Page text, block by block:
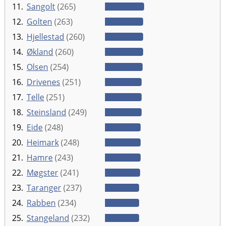
11. Sangolt(265)
12. Golten (263)
13. Hjellestad (260)
14. Økland (260)
15. Olsen (254)
16. Drivenes (251)
17. Telle(251)
18. Steinsland (249)
19. Eide(248)
20. Heimark(248)
21. Hamre(243)
22. Møgster(241)
23. Taranger(237)
24. Rabben (234)
25. Stangeland (232)